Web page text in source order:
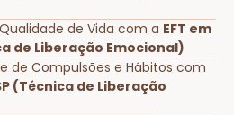
de Vida com a EFT em
de Liberação Emocional)
de Compulsões e Hábitos com
(Técnica de Liberação